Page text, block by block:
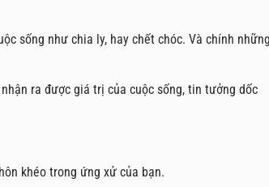
sống như chia ly, hay chết chóc. Và chính
ra được giá trị của cuộc sống, tin tưởng dốc
khéo trong ứng xử của bạn.